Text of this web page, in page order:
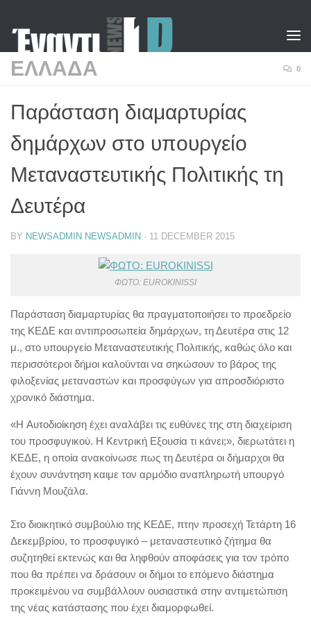
ΕΛΛΑΔΑ 0
Παράσταση διαμαρτυρίας
δημάρχων στο υπουργείο
Μεταναστευτικής Πολιτικής τη
Δευτέρα
BY NEWSADMIN NEWSADMIN · 11 DECEMBER 2015
ΦΩΤΟ: EUROKINISSI
Παράσταση διαμαρτυρίας θα πραγματοποιήσει το προεδρείο
της ΚΕΔΕ και αντιπροσωπεία δημάρχων, τη Δευτέρα στις 12
μ., στο υπουργείο Μεταναστευτικής Πολιτικής, καθώς όλο και
περισσότεροι δήμοι καλούνται να σηκώσουν το βάρος της
φιλοξενίας μεταναστών και προσφύγων για απροσδιόριστο
χρονικό διάστημα.
«H Αυτοδιοίκηση έχει αναλάβει τις ευθύνες της στη διαχείριση
του προσφυγικού. Η Κεντρική Εξουσία τι κάνει;», διερωτάτει η
ΚΕΔΕ, η οποία ανακοίνωσε πως τη Δευτέρα οι δήμαρχοι θα
έχουν συνάντηση καιμε τον αρμόδιο αναπληρωτή υπουργό
Γιάννη Μουζάλα.
Στο διοικητικό συμβούλιο της ΚΕΔΕ, πτην προσεχή Τετάρτη 16
Δεκεμβρίου, το προσφυγικό – μεταναστευτικό ζήτημα θα
συζητηθεί εκτενώς και θα ληφθούν αποφάσεις για τον τρόπο
που θα πρέπει να δράσουν οι δήμοι το επόμενο διάστημα
προκειμένου να συμβάλλουν ουσιαστικά στην αντιμετώπιση
της νέας κατάστασης που έχει διαμορφωθεί.